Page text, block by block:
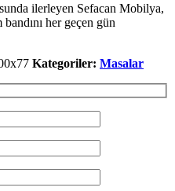
ilerleyen Sefacan Mobilya,
her geçen gün
Kategoriler: Masalar